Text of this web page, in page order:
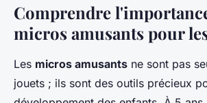
Comprendre
micros amusants pour
Les micros amusants ne sont pas
jouets ; ils sont des outils précieux